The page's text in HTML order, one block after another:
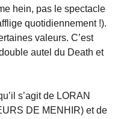
hein, pas le spectacle
quotidiennement !).
valeurs. C’est
autel du Death et
s’agit de LORAN
DE MENHIR) et de